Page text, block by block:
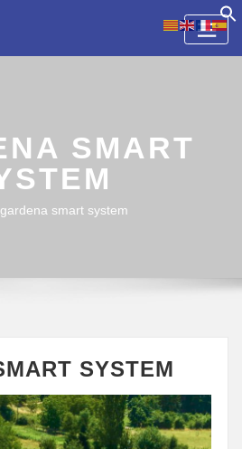
SMART
gardena smart system
SYSTEM